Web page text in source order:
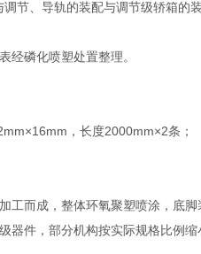
节、导轨的装配与调节级轿箱的
经磷化喷塑处置整理。
×16mm ，长度2000mm×2条；
工而成，整体环氧聚塑喷涂，底
器件，部分机构按实际规格比例缩